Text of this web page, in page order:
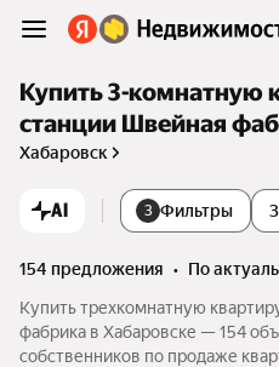
Купить 3-комнатную
станции Швейная
Хабаровск
AI 3 Фильтры
154 предложения •
по
Купить трехкомнатную
фабрика в Хабаровске — 154
собственников по продаже